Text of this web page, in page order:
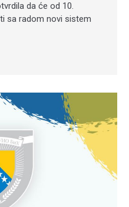
da će od 10.
sa radom novi sistem